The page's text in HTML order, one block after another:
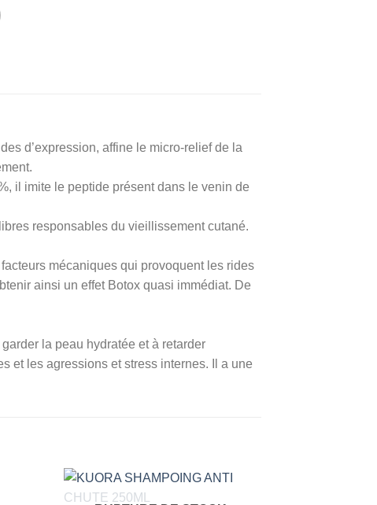
d’expression, affine le micro-relief de la
il imite le peptide présent dans le venin de
responsables du vieillissement cutané.
mécaniques qui provoquent les rides
ainsi un effet Botox quasi immédiat. De
la peau hydratée et à retarder
et les agressions et stress internes. Il a une